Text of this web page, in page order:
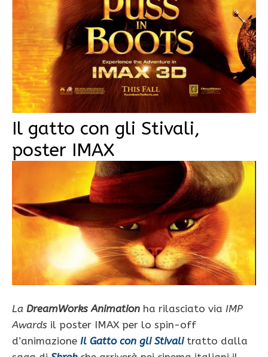
Il gatto con gli Stivali,
poster IMAX
La DreamWorks Animation ha rilasciato via IMP
Awards il poster IMAX per lo spin-off
d’animazione Il Gatto con gli Stivalitratto dalla